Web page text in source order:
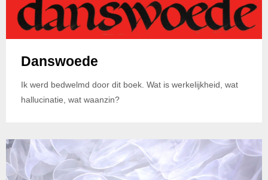
Danswoede
Ik werd bedwelmd door dit boek. Wat is werkelijkheid, wat
hallucinatie, wat waanzin?